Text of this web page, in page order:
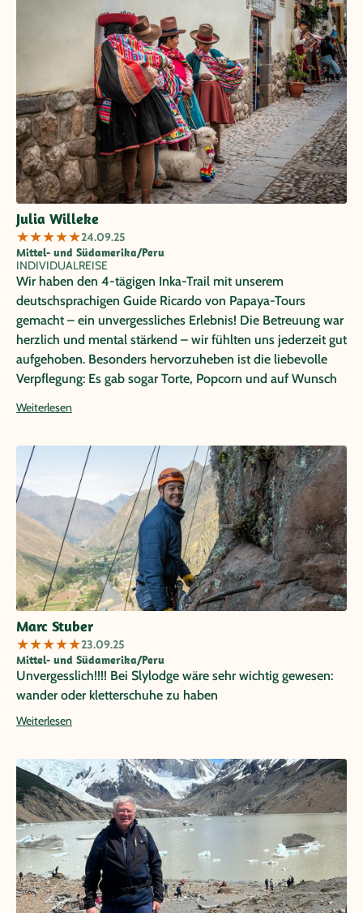
Julia Willeke
★★★★★24.09.25
Mittel- und Südamerika/Peru
INDIVIDUALREISE
Wir haben den 4-tägigen Inka-Trail mit unserem
deutschsprachigen Guide Ricardo von Papaya-Tours
gemacht – ein unvergessliches Erlebnis! Die Betreuung war
herzlich und mental stärkend – wir fühlten uns jederzeit gut
aufgehoben. Besonders hervorzuheben ist die liebevolle
Verpflegung: Es gab sogar Torte, Popcorn und auf Wunsch
unglaublich freundlich und aufmerksam. Sie klatschten
kalten Nächten mit Wärmflaschen und sorgten für eine tolle
Atmosphäre. Einziger Kritikpunkt: Die sanitären Anlagen in
den Camps waren sehr einfach und leider nicht besonders
sauber – hier wäre etwas mehr Komfort wünschenswert.
Insgesamt aber eine großartige Tour mit viel Herz und
Einsatz – danke an das gesamte Team!
Weiterlesen
Marc Stuber
★★★★★23.09.25
Mittel- und Südamerika/Peru
Unvergesslich!!!! Bei Slylodge wäre sehr wichtig gewesen:
wander oder kletterschuhe zu haben
Weiterlesen